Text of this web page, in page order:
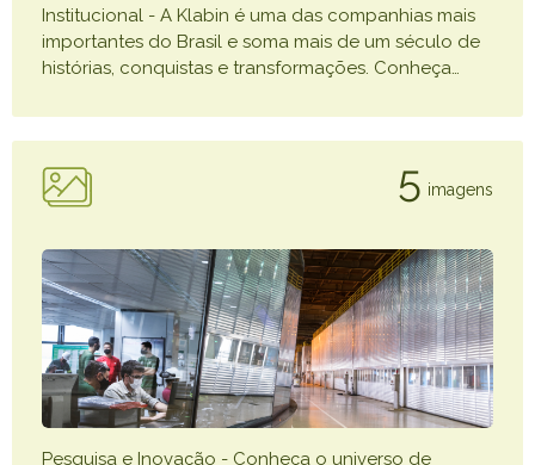
Institucional - A Klabin é uma das companhias mais
importantes do Brasil e soma mais de um século de
histórias, conquistas e transformações. Conheça…
5 imagens
Pesquisa e Inovação - Conheça o universo de